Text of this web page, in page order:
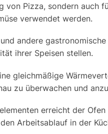
von Pizza, sondern auch
verwendet werden.
andere
ihrer Speisen stellen.
gleichmäßige
zu überwachen und
erreicht der
Arbeitsablauf in der